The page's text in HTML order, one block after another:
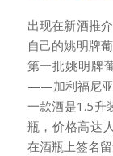
出现在新酒推
自己的姚明牌
第一批姚明牌
——加利福尼亚
一款酒是1.5升
瓶，价格高达
在酒瓶上签名留